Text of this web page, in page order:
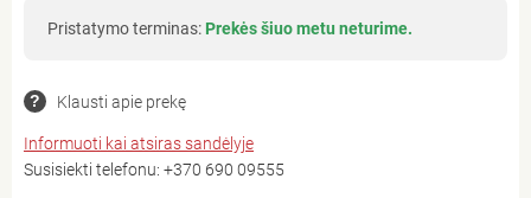
Pristatymo terminas: Prekės šiuo metu neturime.
Klausti apie prekę
Informuoti kai atsiras sandėlyje
Susisiekti telefonu: +370 690 09555